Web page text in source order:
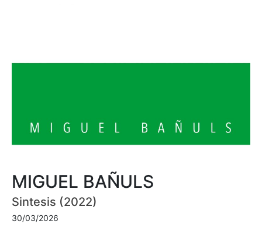
MIGUEL BAÑULS
Sintesis (2022)
30/03/2026